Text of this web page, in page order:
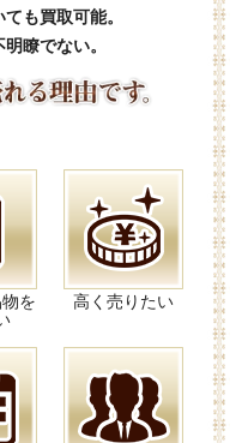
も買取可能。
瞭でない。
を
高く売りたい